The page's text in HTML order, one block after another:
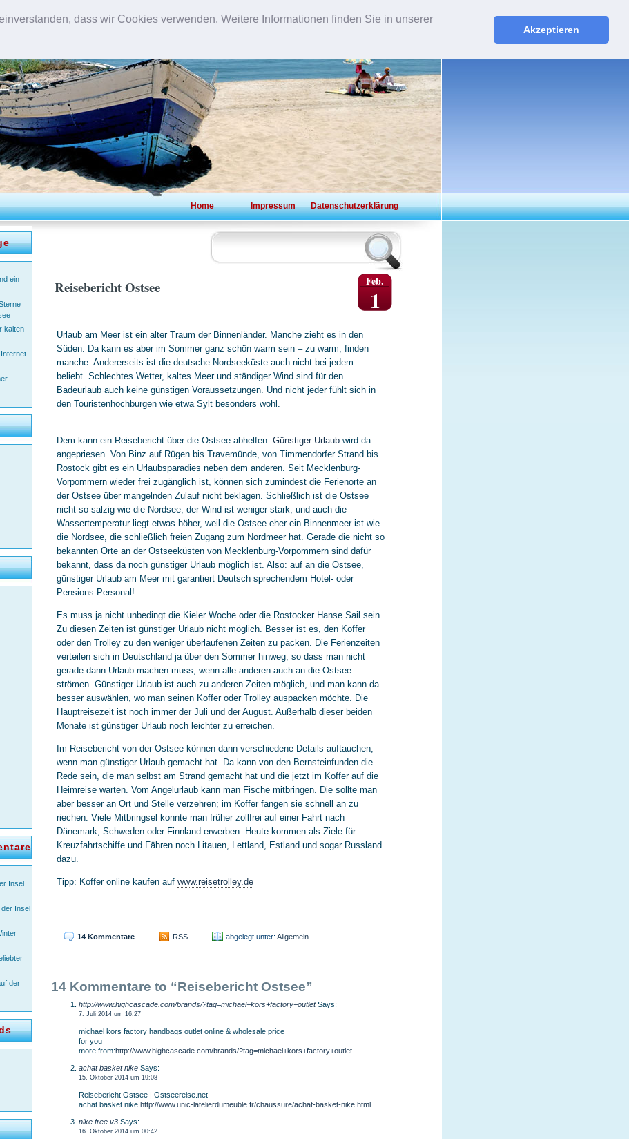
dass wir Cookies verwenden. Weitere Informationen finden Sie in unserer
Akzeptieren
ein
kalten
Insel
Insel
der
OSTSEEREISE.NET
Datenschutzerklärung
Impressum
Home
Reisebericht Ostsee Feb.
1
Urlaub am Meer ist ein alter Traum der Binnenländer. Manche zieht es in den
Süden. Da kann es aber im Sommer ganz schön warm sein – zu warm, finden
manche. Andererseits ist die deutsche Nordseeküste auch nicht bei jedem
beliebt. Schlechtes Wetter, kaltes Meer und ständiger Wind sind für den
Badeurlaub auch keine günstigen Voraussetzungen. Und nicht jeder fühlt sich in
den Touristenhochburgen wie etwa Sylt besonders wohl.
Dem kann ein Reisebericht über die Ostsee abhelfen. Günstiger Urlaubwird da
angepriesen. Von Binz auf Rügen bis Travemünde, von Timmendorfer Strand bis
Rostock gibt es ein Urlaubsparadies neben dem anderen. Seit Mecklenburg-
Vorpommern wieder frei zugänglich ist, können sich zumindest die Ferienorte an
der Ostsee über mangelnden Zulauf nicht beklagen. Schließlich ist die Ostsee
nicht so salzig wie die Nordsee, der Wind ist weniger stark, und auch die
Wassertemperatur liegt etwas höher, weil die Ostsee eher ein Binnenmeer ist wie
die Nordsee, die schließlich freien Zugang zum Nordmeer hat. Gerade die nicht so
bekannten Orte an der Ostseeküsten von Mecklenburg-Vorpommern sind dafür
bekannt, dass da noch günstiger Urlaub möglich ist. Also: auf an die Ostsee,
günstiger Urlaub am Meer mit garantiert Deutsch sprechendem Hotel- oder
Pensions-Personal!
Es muss ja nicht unbedingt die Kieler Woche oder die Rostocker Hanse Sail sein.
Zu diesen Zeiten ist günstiger Urlaub nicht möglich. Besser ist es, den Koffer
oder den Trolley zu den weniger überlaufenen Zeiten zu packen. Die Ferienzeiten
verteilen sich in Deutschland ja über den Sommer hinweg, so dass man nicht
gerade dann Urlaub machen muss, wenn alle anderen auch an die Ostsee
strömen. Günstiger Urlaub ist auch zu anderen Zeiten möglich, und man kann da
besser auswählen, wo man seinen Koffer oder Trolley auspacken möchte. Die
Hauptreisezeit ist noch immer der Juli und der August. Außerhalb dieser beiden
Monate ist günstiger Urlaub noch leichter zu erreichen.
Im Reisebericht von der Ostsee können dann verschiedene Details auftauchen,
wenn man günstiger Urlaub gemacht hat. Da kann von den Bernsteinfunden die
Rede sein, die man selbst am Strand gemacht hat und die jetzt im Koffer auf die
Heimreise warten. Vom Angelurlaub kann man Fische mitbringen. Die sollte man
aber besser an Ort und Stelle verzehren; im Koffer fangen sie schnell an zu
riechen. Viele Mitbringsel konnte man früher zollfrei auf einer Fahrt nach
Dänemark, Schweden oder Finnland erwerben. Heute kommen als Ziele für
Kreuzfahrtschiffe und Fähren noch Litauen, Lettland, Estland und sogar Russland
dazu.
Tipp: Koffer online kaufen auf www.reisetrolley.de
14 Kommentare RSS abgelegt unter: Allgemein
14 Kommentare to “Reisebericht Ostsee”
http://www.highcascade.com/brands/?tag=michael+kors+factory+outletSays:
7. Juli 2014 um 16:27
michael kors factory handbags outlet online & wholesale price
for you
more from:http://www.highcascade.com/brands/?tag=michael+kors+factory+outlet
achat basket nike Says:
15. Oktober 2014 um 19:08
Reisebericht Ostsee | Ostseereise.net
achat basket nike http://www.unic-latelierdumeuble.fr/chaussure/achat-basket-nike.html
nike free v3 Says:
16. Oktober 2014 um 00:42